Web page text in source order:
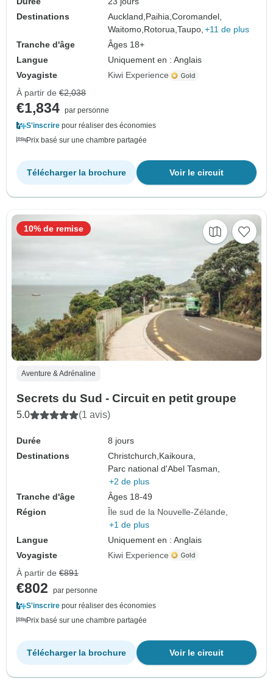
Destinations
Auckland,Paihia,Coromandel,
Waitomo,Rotorua,Taupo, +11 de plus
Tranche d'âge
Âges 18+
Langue
Uniquement en : Anglais
Voyagiste
Kiwi Experience
À partir de €2,038
€1,834 par personne
S'inscrire pour réaliser des économies
Prix basé sur une chambre partagée
Voir le circuit
Télécharger la brochure
Aventure & Adrénaline
Secrets du Sud - Circuit en petit groupe
5.0 (1 avis)
Durée
8 jours
Destinations
Christchurch, Kaikoura,
Parc national d'Abel Tasman,
+2 de plus
Tranche d'âge
Âges 18-49
Région
Île sud de la Nouvelle-Zélande
+1 de plus
Langue
Uniquement en : Anglais
Voyagiste
Kiwi Experience
10% de remise
À partir de €891
€802
par personne
S'inscrire pour réaliser des économies
Prix basé sur une chambre partagée
Voir le circuit
Télécharger la brochure